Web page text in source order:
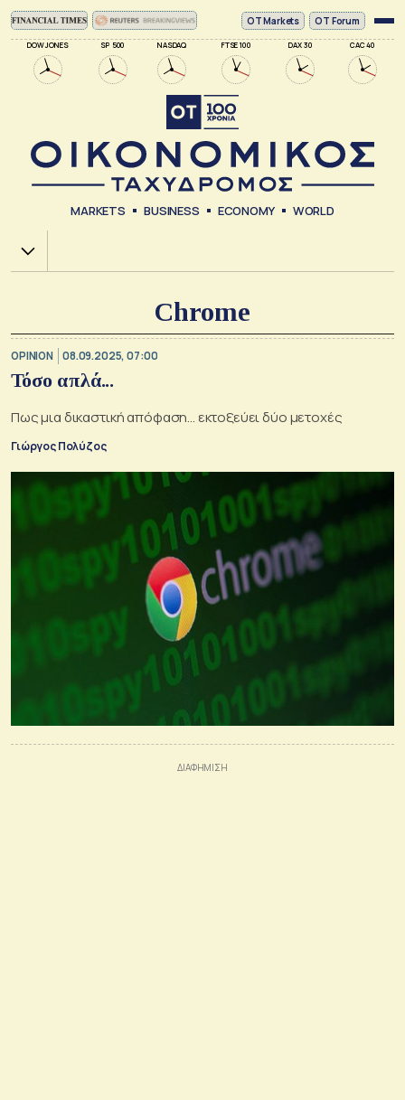
DOW JONES SP 500 NASDAQ FTSE 100 DAX 30 CAC 40
ΟΤ Markets OT Forum
MARKETS BUSINESS ECONOMY WORLD
Χ.Α.
Chrome
OPINION 08.09.2025, 07:00
Τόσο απλά...
Πως μια δικαστική απόφαση... εκτοξεύει δύο μετοχές
Γιώργος Πολύζος